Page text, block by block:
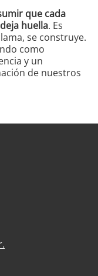
que cada
huella. Es
se construye.
como
y un
de nuestros